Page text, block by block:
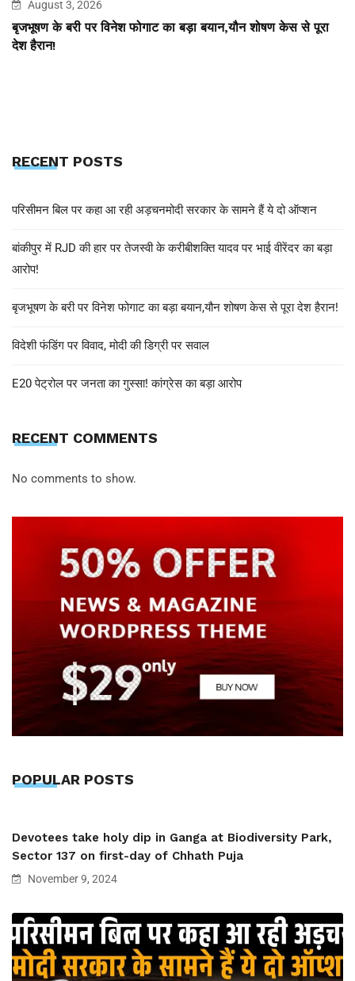
August 3, 2026
बृजभूषण के बरी पर विनेश फोगाट का बड़ा बयान,यौन शोषण केस से पूरा
देश हैरान!
RECENT POSTS
परिसीमन बिल पर कहा आ रही अड़चनमोदी सरकार के सामने हैं ये दो ऑप्शन
बांकीपुर में RJD की हार पर तेजस्वी के करीबीशक्ति यादव पर भाई वीरेंदर का बड़ा
आरोप!
बृजभूषण के बरी पर विनेश फोगाट का बड़ा बयान,यौन शोषण केस से पूरा देश हैरान!
विदेशी फंडिंग पर विवाद, मोदी की डिग्री पर सवाल
E20 पेट्रोल पर जनता का गुस्सा! कांग्रेस का बड़ा आरोप
RECENT COMMENTS
No comments to show.
POPULAR POSTS
Devotees take holy dip in Ganga at Biodiversity Park,
Sector 137 on first-day of Chhath Puja
November 9, 2024